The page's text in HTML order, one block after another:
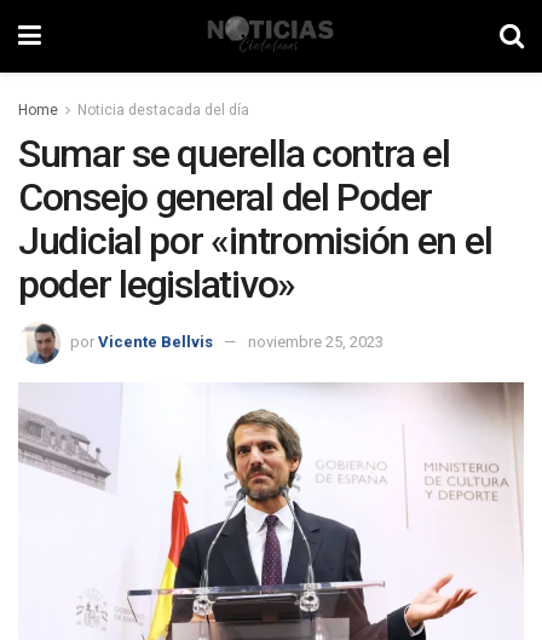
Home Noticia destacada del día
Sumar se querella contra el
Consejo general del Poder
Judicial por «intromisión en el
poder legislativo»
por Vicente Bellvis noviembre 25, 2023